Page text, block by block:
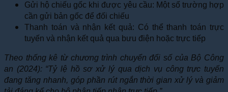
Gửi hộ chiếu gốc khi được yêu cầu: Một số trường hợp
cần gửi bản gốc để đối chiếu
Thanh toán và nhận kết quả: Có thể thanh toán trực
tuyến và nhận kết quả qua bưu điện hoặc trực tiếp
Theo thống kê từ chương trình chuyển đổi số của Bộ Công
an (2024): “Tỷ lệ hồ sơ xử lý qua dịch vụ công trực tuyến
đang tăng nhanh, góp phần rút ngắn thời gian xử lý và giảm